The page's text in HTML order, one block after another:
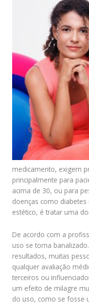
medicamento, exigem
principalmente para
acima de 30, ou para
doenças como
estético, é tratar uma
De acordo com a
uso se torna
resultados, muitas
qualquer avaliação
terceiros ou
um efeito de milagre
do uso, como se fosse